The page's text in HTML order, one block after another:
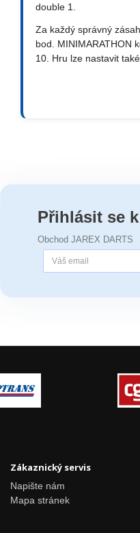
double 1.
Za každý správný
bod. MINIMARATHON
10. Hru lze nastavit
Přihlásit se
Obchod JAREX DARTS
Zákaznický servis
Napište nám
Mapa stránek